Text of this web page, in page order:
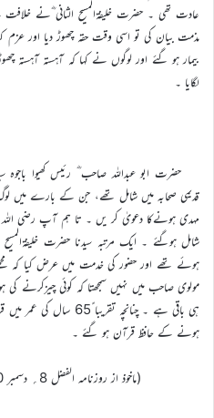
عادت تھی ۔ حضرت خلیفۃالمسیح الثانی ؓنے
مذمت بیان کی تو اسی وقت حقہ چھوڑ دیا اور عزم
بیمار ہو گئے اور لوگوں نے کہا کہ آہستہ آہستہ
لگایا ۔
حضرت ابو عبداللہ صاحب ؓ رئیس کھیوا باجوہ
قدیمی صحابہ میں شامل تھے، جن کے بارے میں لوگ
مہدی ہونےکا دعویٰ کر یں ۔ تا ہم آپ رضی الله
شامل ہوگئے ۔ ایک مرتبہ سیدنا حضرت
ہوئے تھے اور حضور کی خدمت میں عرض کیا کہ
مولوی صاحب میں نہیں سمجھتا کہ کوئی
ہی باقی ہے ۔ چنانچہ
ہونے کے حافظ قرآن ہو گئے ۔